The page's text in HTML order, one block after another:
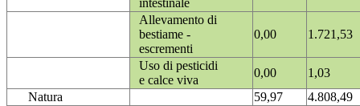
intestinale
Allevamento di
bestiame -
escrementi
0,00 1.721,53
Uso di pesticidi
e calce viva
0,00
1,03
Natura
59,97
4.808,49